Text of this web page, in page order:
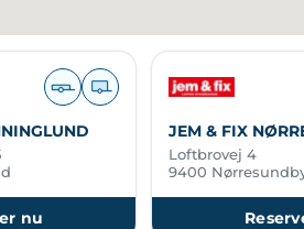
nu
JEM & FIX
Loftbrovej 4
9400